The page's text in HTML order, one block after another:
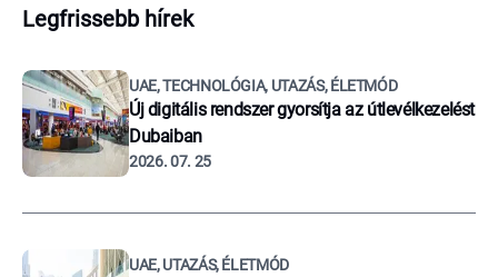
Legfrissebb hírek
UAE, TECHNOLÓGIA, UTAZÁS, ÉLETMÓD
Új digitális rendszer gyorsítja az útlevélkezelést
Dubaiban
2026. 07. 25
UAE, UTAZÁS, ÉLETMÓD